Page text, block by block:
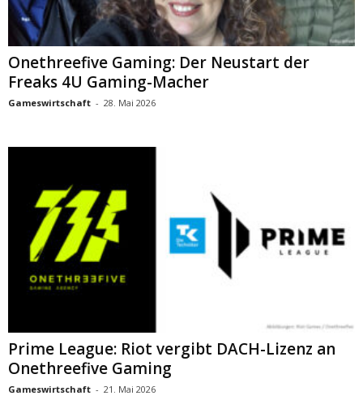
Onethreefive Gaming: Der Neustart der
Freaks 4U Gaming-Macher
Gameswirtschaft - 28. Mai 2026
Prime League: Riot vergibt DACH-Lizenz an
Onethreefive Gaming
Gameswirtschaft - 21. Mai 2026